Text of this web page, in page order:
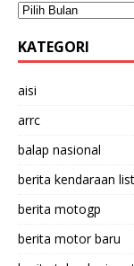
KATEGORI
aisi
arrc
balap nasional
berita kendaraan
berita motogp
berita motor baru